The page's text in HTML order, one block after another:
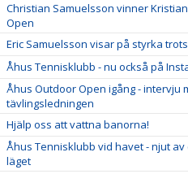
Christian Samuelsson vinner
Open
Eric Samuelsson visar på styrka
Åhus Tennisklubb - nu också på
Åhus Outdoor Open igång - intervju
tävlingsledningen
Hjälp oss att vattna banorna!
Åhus Tennisklubb vid havet - njut
läget